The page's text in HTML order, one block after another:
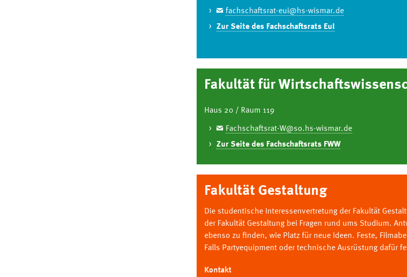
fachschaftsrat-eui@hs-wismar.de
Zur Seite des Fachschaftsrats EuI
Fakultät für
Haus 20 / Raum 119
Fachschaftsrat-W@so.hs-wismar.de
Zur Seite des Fachschaftsrats FWW
Fakultät Gestaltung
Die studentische Interessenvertretung der Fakultät
der Fakultät Gestaltung bei Fragen rund ums Studium.
ebenso zu finden, wie Platz für neue Ideen. Feste,
Falls Partyequipment oder technische Ausrüstung dafür
Kontakt